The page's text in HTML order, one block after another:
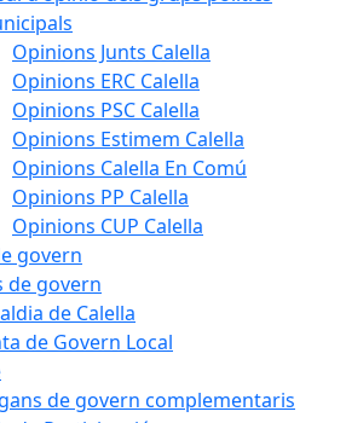
Opinions Junts Calella
Opinions ERC Calella
Opinions PSC Calella
Opinions Estimem Calella
Opinions Calella En Comú
Opinions PP Calella
Opinions CUP Calella
govern
de govern
de Calella
de Govern Local
de govern complementaris